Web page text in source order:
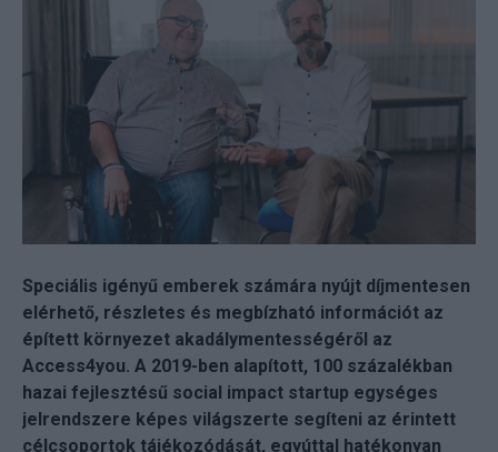
Speciális igényű emberek számára nyújt díjmentesen
elérhető, részletes és megbízható információt az
épített környezet akadálymentességéről az
Access4you. A 2019-ben alapított, 100 százalékban
hazai fejlesztésű social impact startup egységes
jelrendszere képes világszerte segíteni az érintett
célcsoportok tájékozódását, egyúttal hatékonyan